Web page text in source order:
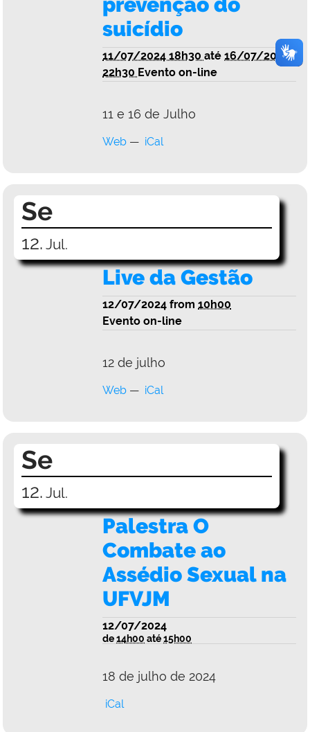
suicídio
11/07/2024 18h30 até 16/07/2024
22h30 Evento on-line
11 e 16 de Julho
Web iCal
Se
12. Jul.
Live da Gestão
12/07/2024 from 10h00
Evento on-line
12 de julho
Web iCal
Se
12. Jul.
Palestra O
Combate ao
Assédio Sexual na
UFVJM
12/07/2024
de14h00 até15h00
18 de julho de 2024
iCal